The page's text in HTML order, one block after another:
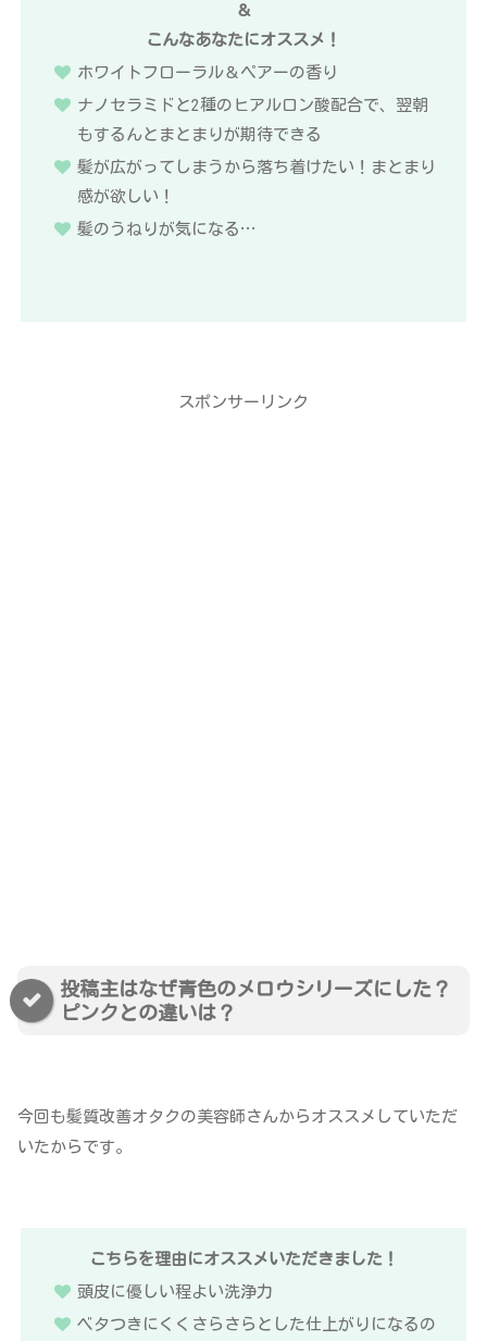
＆
こんなあなたにオススメ！
ホワイトフローラル＆ペアーの香り
ナノセラミドと2種のヒアルロン酸配合で、翌朝
もするんとまとまりが期待できる
髪が広がってしまうから落ち着けたい！まとまり
感が欲しい！
髪のうねりが気になる…
スポンサーリンク
投稿主はなぜ青色のメロウシリーズにした？
ピンクとの違いは？
今回も髪質改善オタクの美容師さんからオススメしていただ
いたからです。
こちらを理由にオススメいただきました！
頭皮に優しい程よい洗浄力
ベタつきにくくさらさらとした仕上がりになるの